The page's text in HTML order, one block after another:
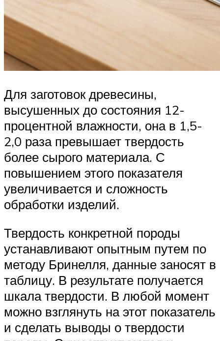
Для заготовок древесины,
высушенных до состояния 12-
процентной влажности, она в 1,5-
2,0 раза превышает твердость
более сырого материала. С
повышением этого показателя
увеличивается и сложность
обработки изделий.
Твердость конкретной породы
устанавливают опытным путем по
методу Бринелля, данные заносят в
таблицу. В результате получается
шкала твердости. В любой момент
можно взглянуть на этот показатель
и сделать выводы о твердости